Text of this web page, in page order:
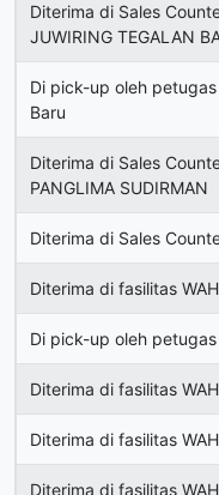
Diterima di Sales
JUWIRING TEGALAN
Di pick-up oleh
Baru
Diterima di Sales
PANGLIMA SUDIRMAN
Diterima di Sales
Diterima di fasilitas
Di pick-up oleh
Diterima di fasilitas
Diterima di fasilitas
Diterima di fasilitas